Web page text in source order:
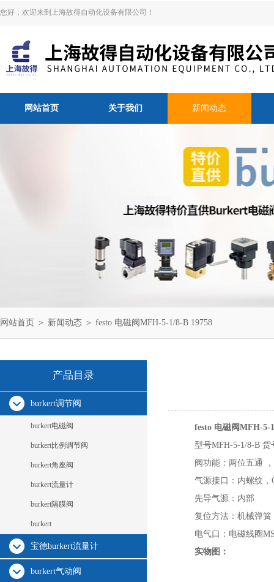
您好，欢迎来到上海故得自动化设备有限公司！
网站首页 关于我们 新闻动态
网站首页 ＞ 新闻动态 ＞ festo 电磁阀MFH-5-1/8-B 19758
产品目录
burkert调节阀
burkert电磁阀
burkert比例调节阀
burkert角座阀
burkert流量计
burkert隔膜阀
burkert
宝德burkert流量计
burkert气动阀
festo 电磁阀MFH-5-
型号MFH-5-1/8-B 货
阀功能：两位五通
气源接口：内螺纹，
先导气源：内部
复位方法：机械弹簧
电气口：电磁线圈
实物图：